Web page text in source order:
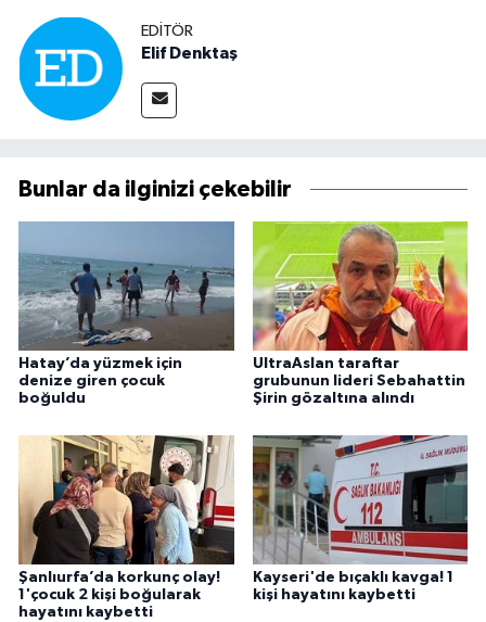
EDITÖR
Elif Denktaş
Bunlar da ilginizi çekebilir
Hatay’da yüzmek için
denize giren çocuk
boğuldu
UltraAslan taraftar
grubunun lideri Sebahattin
Şirin gözaltına alındı
Şanlıurfa’da korkunç olay!
1'çocuk 2 kişi boğularak
hayatını kaybetti
Kayseri'de bıçaklı kavga! 1
kişi hayatını kaybetti